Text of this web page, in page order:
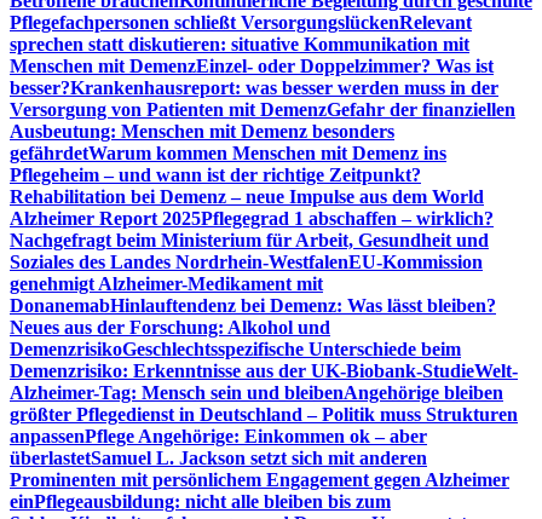
Pflegefachpersonen schließt VersorgungslückenRelevant
sprechen statt diskutieren: situative Kommunikation mit
Menschen mit DemenzEinzel- oder Doppelzimmer? Was ist
besser?Krankenhausreport: was besser werden muss in der
Versorgung von Patienten mit DemenzGefahr der finanziellen
Ausbeutung: Menschen mit Demenz besonders
gefährdetWarum kommen Menschen mit Demenz ins
Pflegeheim – und wann ist der richtige Zeitpunkt?
Rehabilitation bei Demenz – neue Impulse aus dem World
Alzheimer Report 2025Pflegegrad 1 abschaffen – wirklich?
Nachgefragt beim Ministerium für Arbeit, Gesundheit und
Soziales des Landes Nordrhein-WestfalenEU-Kommission
genehmigt Alzheimer-Medikament mit
DonanemabHinlauftendenz bei Demenz: Was lässt bleiben?
Neues aus der Forschung: Alkohol und
DemenzrisikoGeschlechtsspezifische Unterschiede beim
Demenzrisiko: Erkenntnisse aus der UK-Biobank-StudieWelt-
Alzheimer-Tag: Mensch sein und bleibenAngehörige bleiben
größter Pflegedienst in Deutschland – Politik muss Strukturen
anpassenPflege Angehörige: Einkommen ok – aber
überlastetSamuel L. Jackson setzt sich mit anderen
Prominenten mit persönlichem Engagement gegen Alzheimer
einPflegeausbildung: nicht alle bleiben bis zum